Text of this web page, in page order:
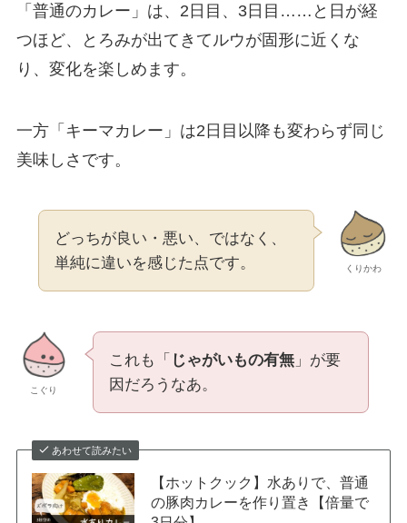
「普通のカレー」は、2日目、3日目……と日が経
つほど、とろみが出てきてルウが固形に近くな
り、変化を楽しめます。
一方「キーマカレー」は2日目以降も変わらず同じ
美味しさです。
くりかわ
どっちが良い・悪い、ではなく、
単純に違いを感じた点です。
こぐり
これも「 じゃがいもの有無」が要
因だろうなあ。
あわせて読みたい
【ホットクック】水ありで、普通
の豚肉カレーを作り置き【倍量で